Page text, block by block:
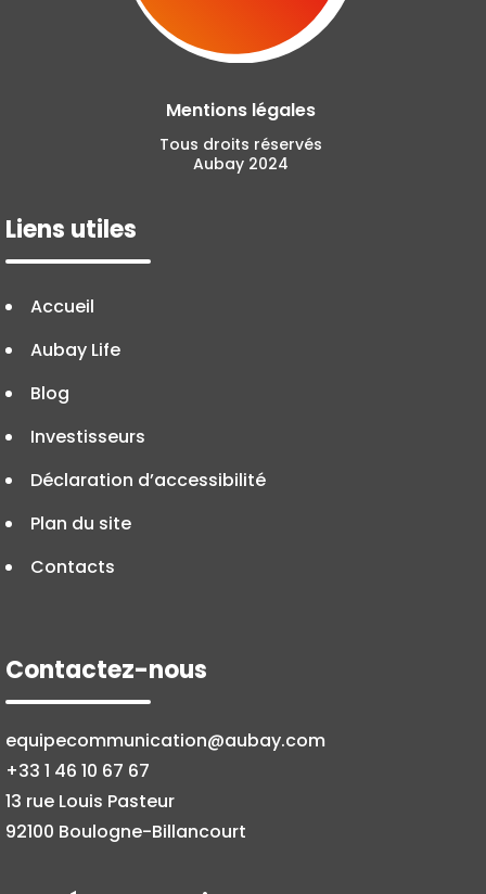
Mentions légales
Tous droits réservés
Aubay 2024
Liens utiles
Accueil
Aubay Life
Blog
Investisseurs
Déclaration d’accessibilité
Plan du site
Contacts
Contactez-nous
equipecommunication@aubay.com
+33 1 46 10 67 67
13 rue Louis Pasteur
92100 Boulogne-Billancourt